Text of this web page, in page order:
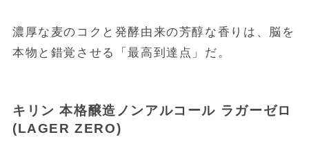
濃厚な麦のコクと発酵由来の芳醇な香りは、脳を
本物と錯覚させる「最高到達点」だ。
キリン 本格醸造ノンアルコール ラガーゼロ
(LAGER ZERO)